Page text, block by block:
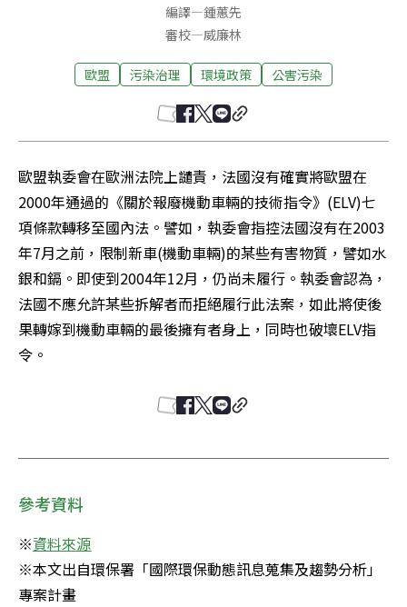
編譯—鍾蕙先
審校—威廉林
歐盟 污染治理 環境政策 公害污染
歐盟執委會在歐洲法院上譴責，法國沒有確實將歐盟在
2000年通過的《關於報廢機動車輛的技術指令》(ELV)七
項條款轉移至國內法。譬如，執委會指控法國沒有在2003
年7月之前，限制新車(機動車輛)的某些有害物質，譬如水
銀和鎘。即使到2004年12月，仍尚未履行。執委會認為，
法國不應允許某些拆解者而拒絕履行此法案，如此將使後
果轉嫁到機動車輛的最後擁有者身上，同時也破壞ELV指
令。
參考資料
※資料來源
※本文出自環保署「國際環保動態訊息蒐集及趨勢分析」
專案計畫